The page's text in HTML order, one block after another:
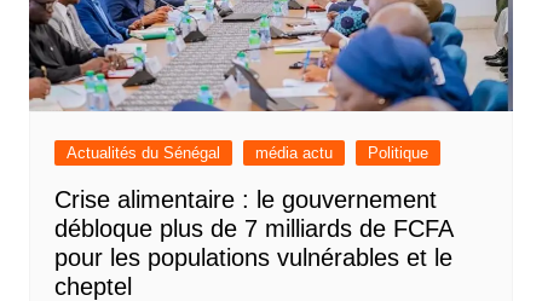
Actualités du Sénégal média actu Politique
Crise alimentaire : le gouvernement
débloque plus de 7 milliards de FCFA
pour les populations vulnérables et le
cheptel